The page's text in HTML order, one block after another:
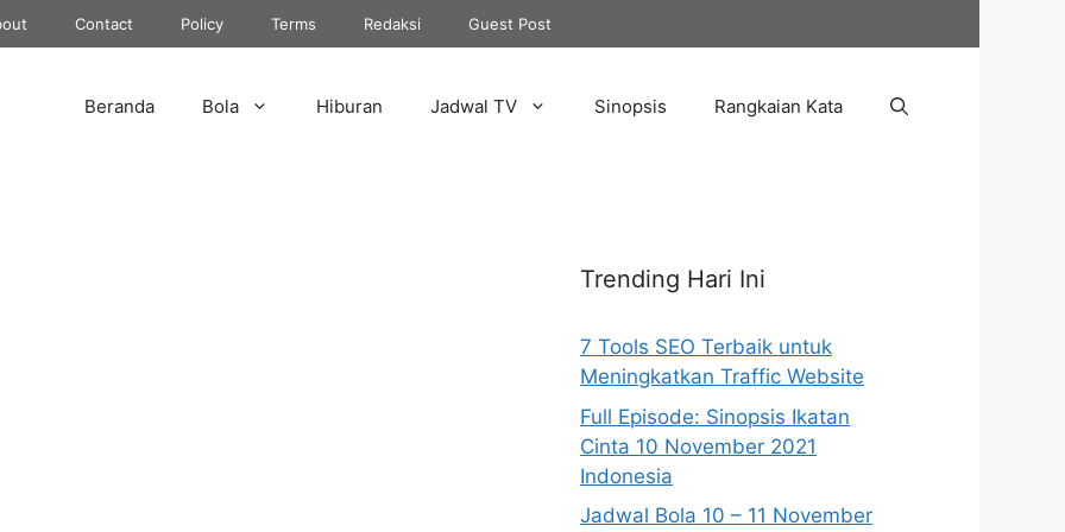
Contact Policy Terms Redaksi Guest Post
Beranda Bola Hiburan Jadwal TV Sinopsis Rangkaian Kata
Trending Hari Ini
7 Tools SEO Terbaik untuk
Meningkatkan Traffic Website
Full Episode: Sinopsis Ikatan
Cinta 10 November 2021
Indonesia
Jadwal Bola 10 – 11 November